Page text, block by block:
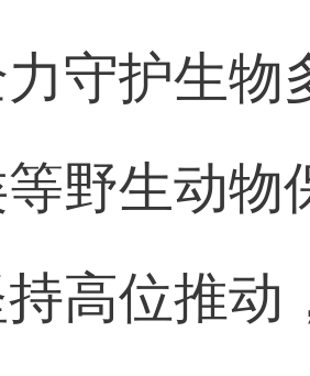
守护生物
野生动物
持高位推动